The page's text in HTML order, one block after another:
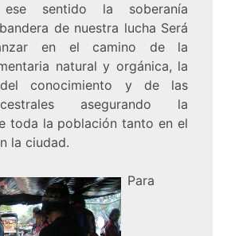
sentido la soberanía
de nuestra lucha Será
en el camino de la
natural y orgánica, la
del conocimiento y de las
asegurando la
toda la población tanto en el
la ciudad.
Para